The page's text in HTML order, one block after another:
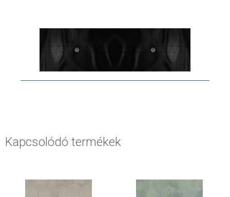
Kapcsolódó termékek